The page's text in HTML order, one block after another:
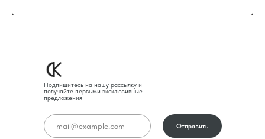
Подпишитесь на нашу рассылку и
получайте первыми эксклюзивные
предложения
Отправить